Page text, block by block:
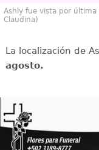
Ashly fue vista por última
Claudina)
La localización de
agosto.